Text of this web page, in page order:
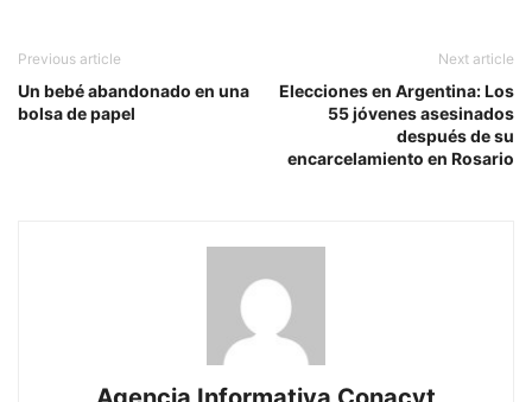
Previous article
Un bebé abandonado en una
bolsa de papel
Next article
Elecciones en Argentina: Los
55 jóvenes asesinados
después de su
encarcelamiento en Rosario